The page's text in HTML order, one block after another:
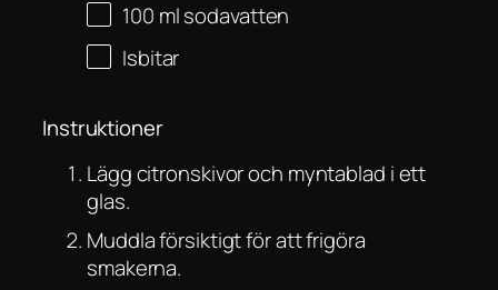
100 mlsodavatten
Isbitar
Instruktioner
Lägg citronskivor och myntablad i ett
glas.
Muddla försiktigt för att frigöra
smakerna.